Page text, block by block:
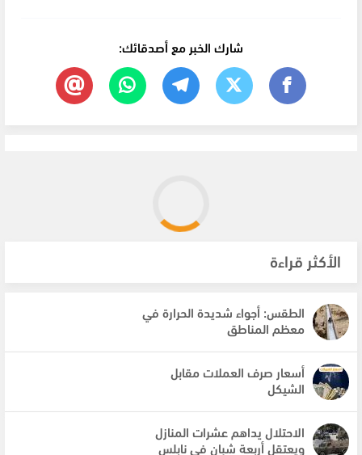
شارك الخبر مع أصدقائك:
الأكثر قراءة
الطقس: أجواء شديدة الحرارة في
معظم المناطق
أسعار صرف العملات مقابل
الشيكل
الاحتلال يداهم عشرات المنازل
ويعتقل أربعة شبان في نابلس